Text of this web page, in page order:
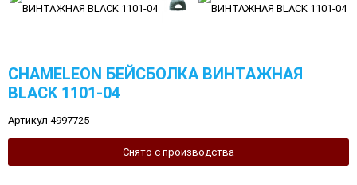
CHAMELEON БЕЙСБОЛКА ВИНТАЖНАЯ
BLACK 1101-04
Артикул 4997725
Снято с производства